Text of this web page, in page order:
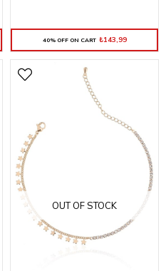
40% OFF ON CART ₺143,99
OUT OF STOCK